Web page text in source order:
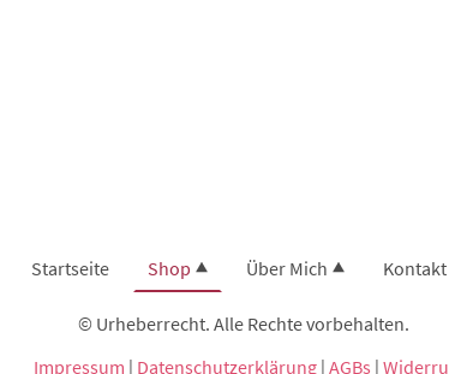
Startseite Shop Über Mich Kontakt
© Urheberrecht. Alle Rechte vorbehalten.
Impressum | Datenschutzerklärung| AGBs |